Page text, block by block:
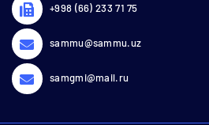
+998 (66) 233 71 75
sammu@sammu.uz
samgmi@mail.ru